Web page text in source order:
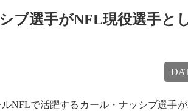
ブ選手がNFL現役選手と
NFLで活躍するカール・ナッシブ選手